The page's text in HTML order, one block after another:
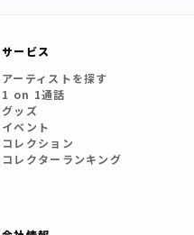
サービス
アーティストを探す
1 on 1通話
グッズ
イベント
コレクション
コレクターランキング